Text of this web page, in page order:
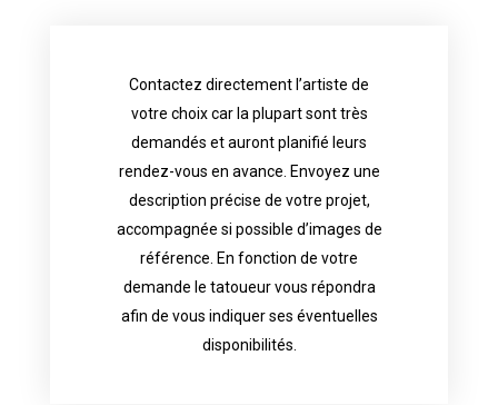
Contactez directement l’artiste de
votre choix car la plupart sont très
demandés et auront planifié leurs
rendez-vous en avance. Envoyez une
description précise de votre projet,
accompagnée si possible d’images de
référence. En fonction de votre
demande le tatoueur vous répondra
afin de vous indiquer ses éventuelles
disponibilités.
Contact directly the artist of your
choice because most are in great
appointments in advance. Send an
accurate description of your project, if
possible attached with reference
images. Depending your request, the
tattoo artist will answer to tell you his